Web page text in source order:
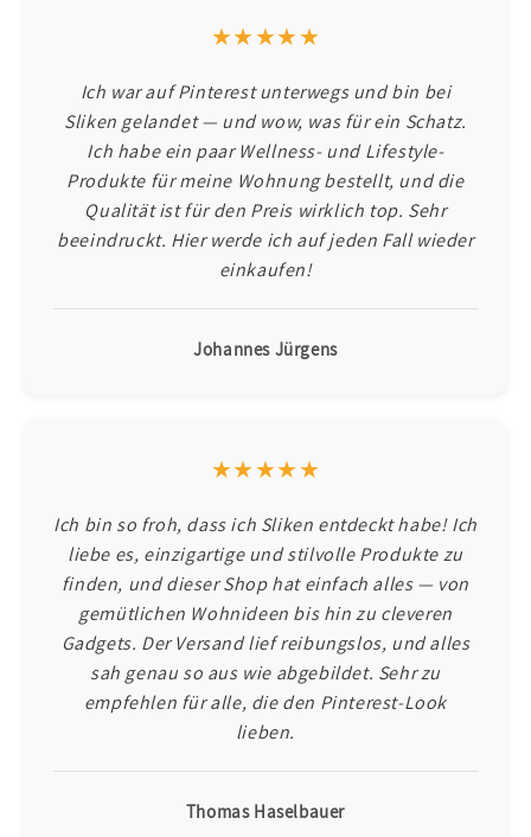
★★★★★
Ich war auf Pinterest unterwegs und bin bei
Sliken gelandet — und wow, was für ein Schatz.
Ich habe ein paar Wellness- und Lifestyle-
Produkte für meine Wohnung bestellt, und die
Qualität ist für den Preis wirklich top. Sehr
beeindruckt. Hier werde ich auf jeden Fall wieder
einkaufen!
Johannes Jürgens
★★★★★
Ich bin so froh, dass ich Sliken entdeckt habe! Ich
liebe es, einzigartige und stilvolle Produkte zu
finden, und dieser Shop hat einfach alles — von
gemütlichen Wohnideen bis hin zu cleveren
Gadgets. Der Versand lief reibungslos, und alles
sah genau so aus wie abgebildet. Sehr zu
empfehlen für alle, die den Pinterest-Look
lieben.
Thomas Haselbauer